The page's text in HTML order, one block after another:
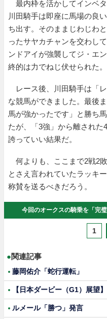
最内枠を活かしてインベタ
川田騎手は即座に馬場の良
ち出す。そのままじわじわ
ったサヤカチャンを交わし
ンドアイが強襲してジ・エ
終的は力でねじ伏せられた。
レース後、川田騎手は「
な競馬ができました。最後
馬が強かったです」と勝ち
たが、「3強」から離され
誇っていい結果だ。
何よりも、ここまで2戦2
とさえ言われていたラッキ
称賛を送るべきだろう。
今回のオークスの騎乗を「完
1
●関連記事
藤岡佑介「蛇行運転」
【日本ダービー（G1）展望】
ルメール「勝つ」発言